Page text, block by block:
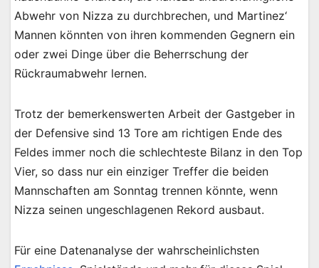
Abwehr von Nizza zu durchbrechen, und Martinez‘
Mannen könnten von ihren kommenden Gegnern ein
oder zwei Dinge über die Beherrschung der
Rückraumabwehr lernen.
Trotz der bemerkenswerten Arbeit der Gastgeber in
der Defensive sind 13 Tore am richtigen Ende des
Feldes immer noch die schlechteste Bilanz in den Top
Vier, so dass nur ein einziger Treffer die beiden
Mannschaften am Sonntag trennen könnte, wenn
Nizza seinen ungeschlagenen Rekord ausbaut.
Für eine Datenanalyse der wahrscheinlichsten